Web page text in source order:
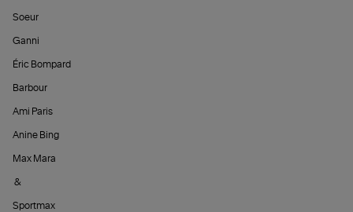
Soeur
Ganni
Éric Bompard
Barbour
Ami Paris
Anine Bing
Max Mara
&
Sportmax